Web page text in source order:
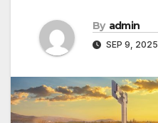
By admin
SEP 9, 2025